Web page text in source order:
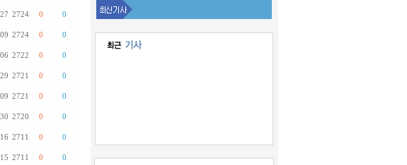
2724 0 0
2724 0 0
2722 0 0
2721 0 0
2721 0 0
2720 0 0
2711 0 0
2711 0 0